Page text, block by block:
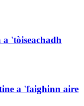
'tòiseachadh
a 'faighinn aire